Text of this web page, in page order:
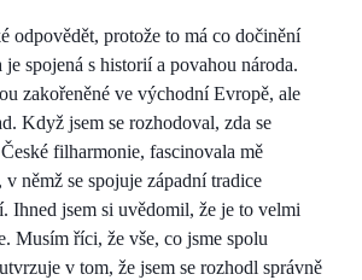
odpovědět, protože to má co dočinění
spojená s historií a povahou národa.
zakořeněné ve východní Evropě, ale
Když jsem se rozhodoval, zda se
filharmonie, fascinovala mě
v němž se spojuje západní tradice
Ihned jsem si uvědomil, že je to velmi
Musím říci, že vše, co jsme spolu
v tom, že jsem se rozhodl správně